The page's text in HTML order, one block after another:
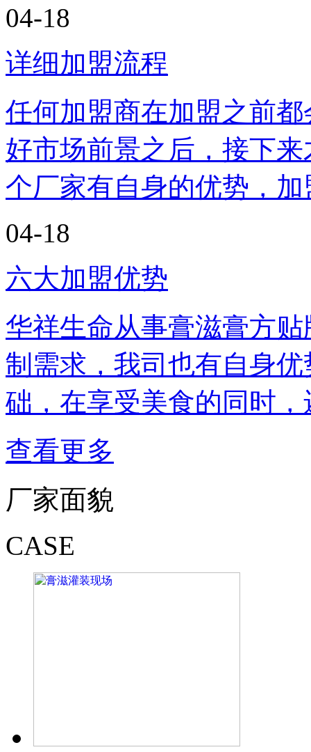
04-18
详细加盟流程
任何加盟商在加盟之前
好市场前景之后，接下
个厂家有自身的优势，加
04-18
六大加盟优势
华祥生命从事膏滋膏方
制需求，我司也有自身
础，在享受美食的同时，
查看更多
厂家面貌
CASE